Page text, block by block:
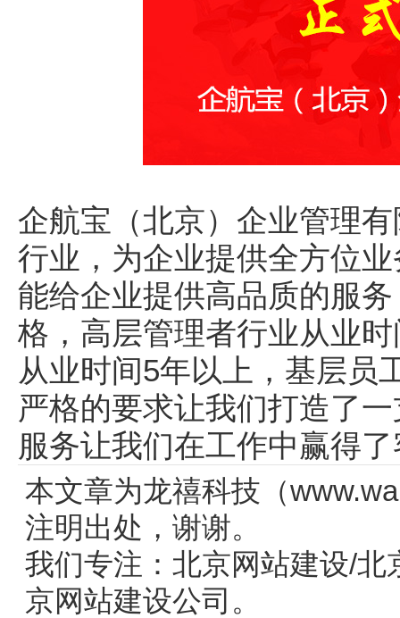
企航宝（北京）企业管理
行业，为企业提供全方位
能给企业提供高品质的服
格，高层管理者行业从业
从业时间5年以上，基层员
严格的要求让我们打造了
服务让我们在工作中赢得
本文章为龙禧科技（
注明出处，谢谢。
我们专注： 北京网站建设/北
京网站建设公司。